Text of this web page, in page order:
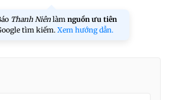
Thanh Niên làm nguồn ưu tiên
tìm kiếm.Xem hướng dẫn.